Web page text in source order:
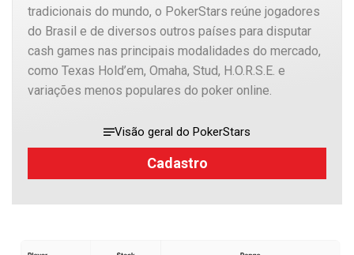
tradicionais do mundo, o PokerStars reúne jogadores
do Brasil e de diversos outros países para disputar
cash games nas principais modalidades do mercado,
como Texas Hold’em, Omaha, Stud, H.O.R.S.E. e
variações menos populares do poker online.
Visão geral do PokerStars
Cadastro